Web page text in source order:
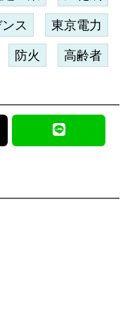
ス 東京電力
防火 高齢者